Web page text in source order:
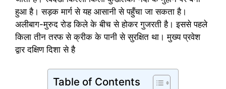
हुआ है। सड़क मार्ग से यह आसानी से पहुँचा जा सकता है।
अलीबाग-मुरुद रोड किले के बीच से होकर गुजरती है। इससे पहले
किला तीन तरफ से क्रीक के पानी से सुरक्षित था। मुख्य प्रवेश
द्वार दक्षिण दिशा से है
Table of Contents